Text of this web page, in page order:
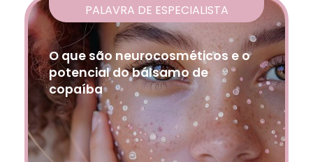
PALAVRA DE ESPECIALISTA
O que são neurocosméticos e o
potencial do bálsamo de
copaíba